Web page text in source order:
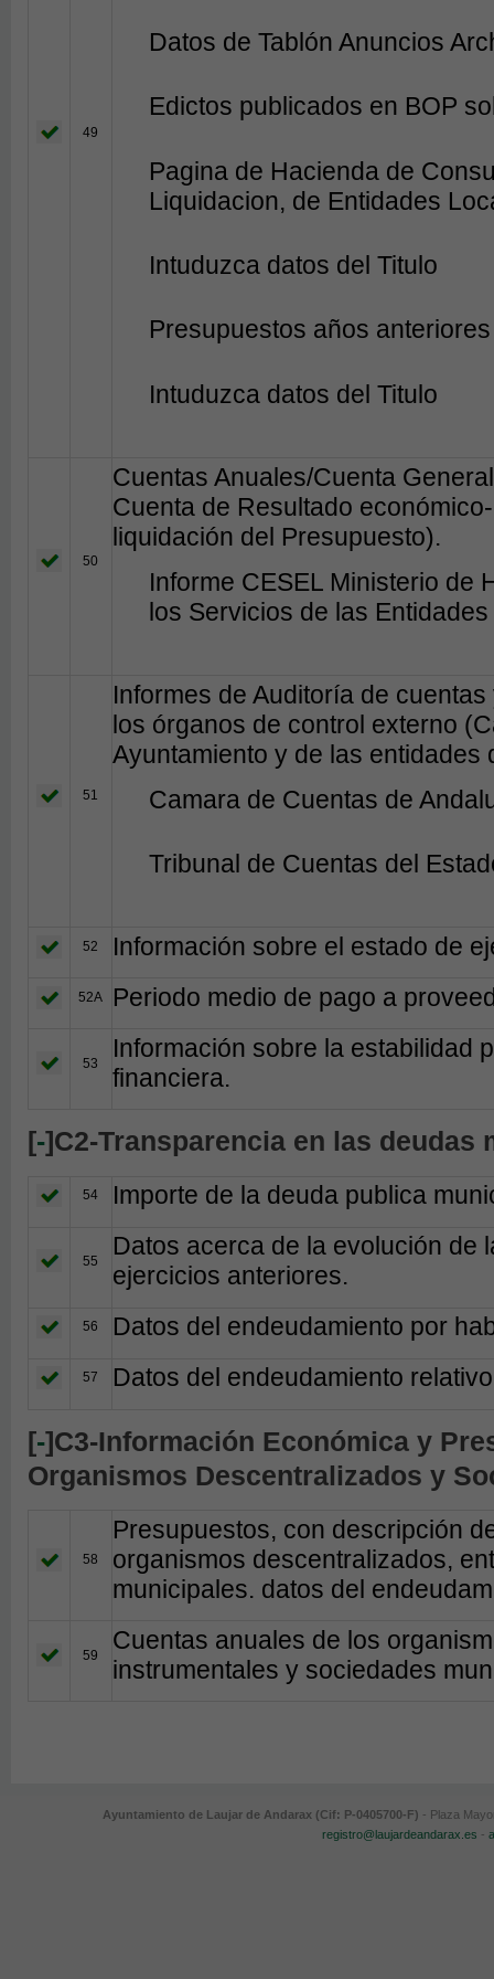
49
Datos de Tablón Anuncios
Edictos publicados en BOP
Pagina de Hacienda de
Liquidacion, de Entidades
Intuduzca datos del Titulo
Presupuestos años anteriores
Intuduzca datos del Titulo
50
Cuentas Anuales/Cuenta
Cuenta de Resultado
liquidación del Presupuesto).
Informe CESEL Ministerio de
los Servicios de las
51
Informes de Auditoría de
los órganos de control externo
Ayuntamiento y de las entidades
Camara de Cuentas de
Tribunal de Cuentas del
52 Información sobre el estado de
52A Periodo medio de pago a
53
Información sobre la estabilidad
financiera.
[-]C2-Transparencia en las deudas
54 Importe de la deuda publica
55
Datos acerca de la evolución de
ejercicios anteriores.
56 Datos del endeudamiento por
57 Datos del endeudamiento
[-]C3-Información Económica y
Organismos Descentralizados y
58
Presupuestos, con descripción
organismos descentralizados,
municipales. datos del
59
Cuentas anuales de los
instrumentales y sociedades
Ayuntamiento de Laujar de Andarax (Cif: P-0405700-F) - Plaza
registro@laujardeandarax.es -